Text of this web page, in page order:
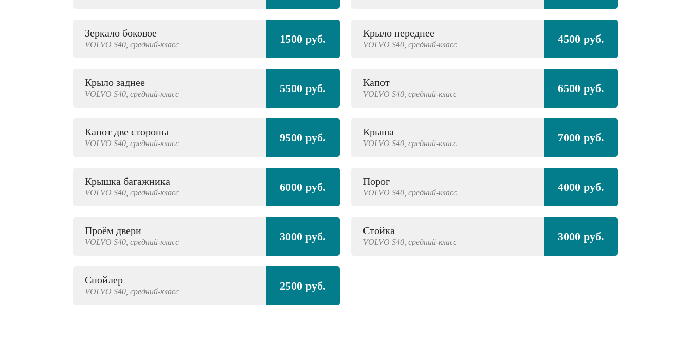
Зеркало боковое
VOLVO S40, средний-класс 1500 руб. Крыло переднее
VOLVO S40, средний-класс 4500 руб.
Крыло заднее
VOLVO S40, средний-класс 5500 руб. Капот
VOLVO S40, средний-класс 6500 руб.
Капот две стороны
VOLVO S40, средний-класс 9500 руб. Крыша
VOLVO S40, средний-класс 7000 руб.
Крышка багажника
VOLVO S40, средний-класс 6000 руб. Порог
VOLVO S40, средний-класс 4000 руб.
Проём двери
VOLVO S40, средний-класс 3000 руб. Стойка
VOLVO S40, средний-класс 3000 руб.
Спойлер
VOLVO S40, средний-класс 2500 руб.